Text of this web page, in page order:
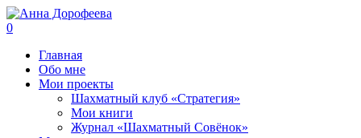
0
Главная
Обо мне
Мои проекты
Шахматный клуб «Стратегия»
Мои книги
Журнал «Шахматный Совёнок»